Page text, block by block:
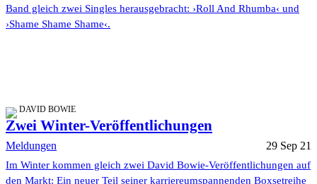
Band gleich zwei Singles herausgebracht: ›Roll And Rhumba‹ und
›Shame Shame Shame‹.
DAVID BOWIE
Zwei Winter-Veröffentlichungen
Meldungen 29 Sep 21
Im Winter kommen gleich zwei David Bowie-Veröffentlichungen auf
den Markt: Ein neuer Teil seiner karriereumspannenden Boxsetreihe